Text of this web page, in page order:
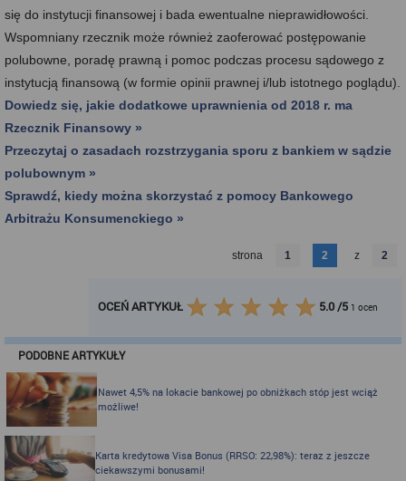
się do instytucji finansowej i bada ewentualne nieprawidłowości.
Wspomniany rzecznik może również zaoferować postępowanie
polubowne, poradę prawną i pomoc podczas procesu sądowego z
instytucją finansową (w formie opinii prawnej i/lub istotnego poglądu).
Dowiedz się, jakie dodatkowe uprawnienia od 2018 r. ma
Rzecznik Finansowy »
Przeczytaj o zasadach rozstrzygania sporu z bankiem w sądzie
polubownym »
Sprawdź, kiedy można skorzystać z pomocy Bankowego
Arbitrażu Konsumenckiego »
strona 1 2 z 2
OCEŃ ARTYKUŁ 5.0/5 1 ocen
PODOBNE ARTYKUŁY
Nawet 4,5% na lokacie bankowej po obniżkach stóp jest wciąż
możliwe!
Karta kredytowa Visa Bonus (RRSO: 22,98%): teraz z jeszcze
ciekawszymi bonusami!